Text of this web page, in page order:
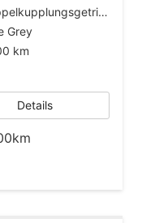
Doppelkupplungsgetriebe (DSG)
Grey
km
Details